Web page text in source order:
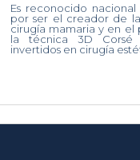
Es reconocido
por ser el creador de
cirugía mamaria y en
la técnica 3D
invertidos en cirugía